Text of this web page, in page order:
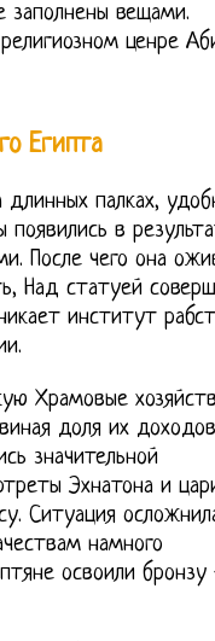
вещами.
ценре
Египта
палках,
в
После чего она
Над статуей
институт
Храмовые
доля их
значительной
Эхнатона и
Ситуация
намного
освоили